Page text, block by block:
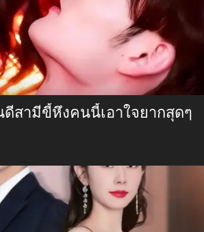
สามีขี้หึงคนนี้เอาใจยากสุดๆ